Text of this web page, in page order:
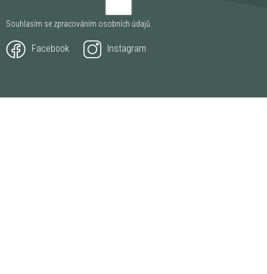
Souhlasím se zpracováním osobních údajů.
Facebook Instagram